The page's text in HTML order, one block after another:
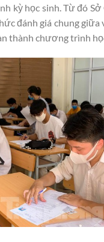
kỳ học sinh. Từ đó
đánh giá chung giữa
thành chương trình